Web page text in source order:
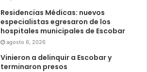
Residencias Médicas: nuevos
especialistas egresaron de los
hospitales municipales de Escobar
agosto 6, 2026
Vinieron a delinquir a Escobar y
terminaron presos